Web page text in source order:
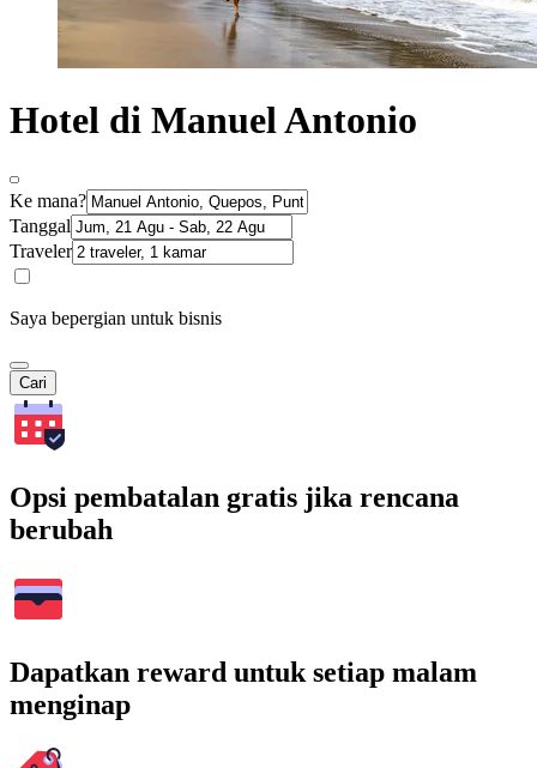
Hotel di Manuel Antonio
Ke mana?
Tanggal
Traveler
Saya bepergian untuk bisnis
Cari
Opsi pembatalan gratis jika rencana
berubah
Dapatkan reward untuk setiap malam
menginap